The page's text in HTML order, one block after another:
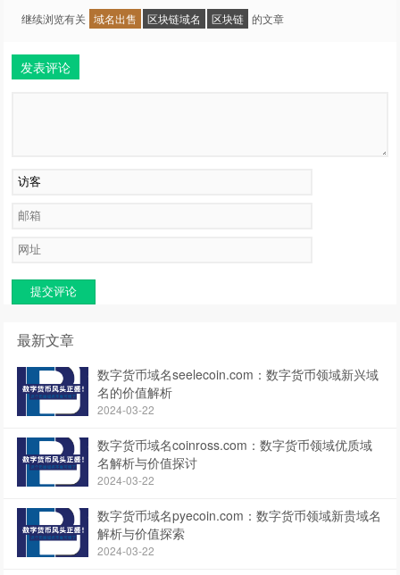
继续浏览有关 域名出售 区块链域名 区块链 的文章
发表评论
提交评论
最新文章
数字货币域名seelecoin.com：数字货币领域新兴域
名的价值解析
2024-03-22
数字货币域名coinross.com：数字货币领域优质域
名解析与价值探讨
2024-03-22
数字货币域名pyecoin.com：数字货币领域新贵域名
解析与价值探索
2024-03-22